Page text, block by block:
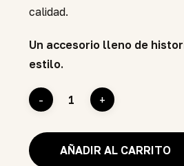
calidad.
Un accesorio lleno de
estilo.
AÑADIR AL CARRITO